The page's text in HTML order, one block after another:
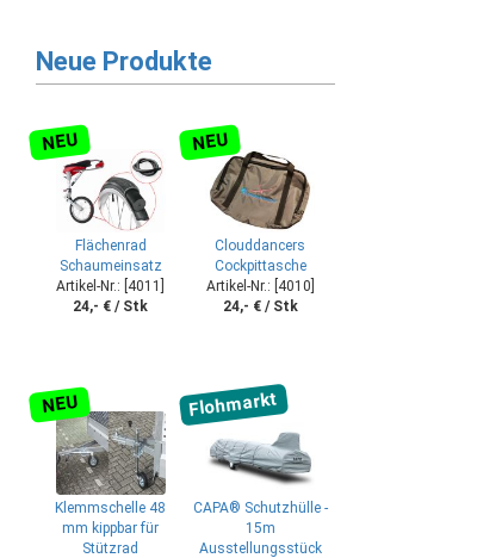
Neue Produkte
NEU
Flächenrad
Schaumeinsatz
Artikel-Nr.: [4011]
24,- € / Stk
NEU
Clouddancers
Cockpittasche
Artikel-Nr.: [4010]
24,- € / Stk
NEU
Klemmschelle 48
mm kippbar für
Stützrad
Flohmarkt
CAPA® Schutzhülle -
15m
Ausstellungsstück